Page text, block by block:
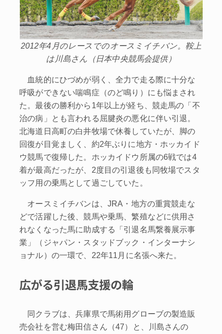
2012年4月のレースでのオースミイチバン。鞍上
は川島さん（日本中央競馬会提供）
血統的にひづめが弱く、全力で走る際に十分な
呼吸ができない喘鳴症（のど鳴り）にも悩まされ
た。最後の勝利から1年以上が経ち、競走馬の「不
治の病」とも言われる屈腱炎の悪化に伴い引退。
北海道日高町の白井牧場で休養していたが、脚の
回復が目覚ましく、約2年ぶりに地方・ホッカイド
ウ競馬で復帰した。ホッカイドウ所属の6戦では4
着が最高だったが、2度目の引退後も同牧場でスタ
ッフ用の乗馬として過ごしていた。
オースミイチバンは、JRA・地方の重賞競走な
どで活躍した後、競馬や乗馬、繁殖などに供用さ
れなくなった馬に助成する「引退名馬繋養展示事
業」（ジャパン・スタッドブック・インターナシ
ョナル）の一環で、22年11月に名張へ来た。
広がる引退馬支援の輪
同クラブは、兵庫県で馬術用グローブの製造販
売会社を営む梅田信さん（47）と、川島さんの